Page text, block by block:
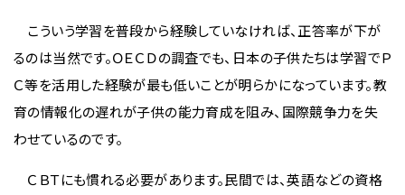
こういう学習を普段から経験していなければ、正答率が下が
るのは当然です。ＯＥＣＤの調査でも、日本の子供たちは学習でＰ
Ｃ等を活用した経験が最も低いことが明らかになっています。教
育の情報化の遅れが子供の能力育成を阻み、国際競争力を失
わせているのです。
ＣＢＴにも慣れる必要があります。民間では、英語などの資格